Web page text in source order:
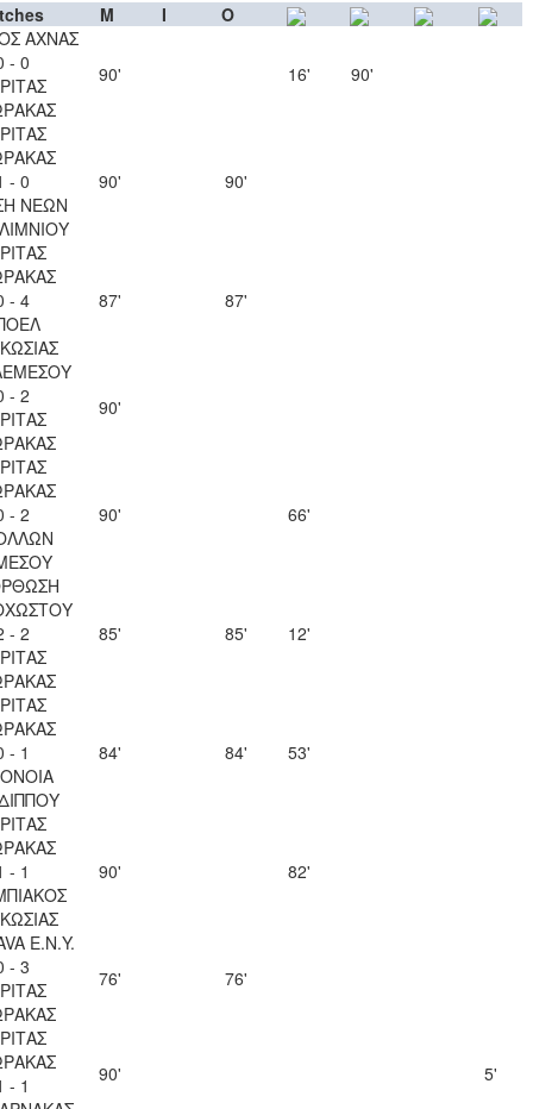
M I
O
ΑΧΝΑΣ
- 0
90' 16' 90'
- 0
ΝΕΩΝ
90' 90'
- 4
87' 87'
- 2
90'
- 2
90' 66'
- 2
85' 85' 12'
- 1
84' 84' 53'
- 1
90' 82'
Ε.Ν.Y.
- 3
76' 76'
- 1
90' 5'